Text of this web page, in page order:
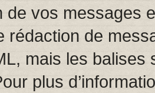
de vos messages
rédaction de
mais les
plus